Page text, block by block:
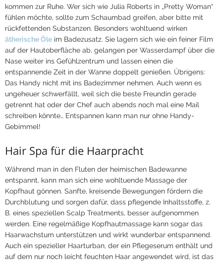
kommen zur Ruhe. Wer sich wie Julia Roberts in „Pretty Woman“
fühlen möchte, sollte zum Schaumbad greifen, aber bitte mit
rückfettenden Substanzen. Besonders wohltuend wirken
ätherische Öle im Badezusatz. Sie lagern sich wie ein feiner Film
auf der Hautoberfläche ab, gelangen per Wasserdampf über die
Nase weiter ins Gefühlzentrum und lassen einen die
entspannende Zeit in der Wanne doppelt genießen. Übrigens:
Das Handy nicht mit ins Badezimmer nehmen. Auch wenn es
ungeheuer schwerfällt, weil sich die beste Freundin gerade
getrennt hat oder der Chef auch abends noch mal eine Mail
schreiben könnte… Entspannen kann man nur ohne Handy-
Gebimmel!
Hair Spa für die Haarpracht
Während man in den Fluten der heimischen Badewanne
entspannt, kann man sich eine wohltuende Massage der
Kopfhaut gönnen. Sanfte, kreisende Bewegungen fördern die
Durchblutung und sorgen dafür, dass pflegende Inhaltsstoffe, z.
B. eines speziellen Scalp Treatments, besser aufgenommen
werden. Eine regelmäßige Kopfhautmassage kann sogar das
Haarwachstum unterstützen und wirkt wunderbar entspannend.
Auch ein spezieller Haarturban, der ein Pflegeserum enthält und
auf dem nur noch leicht feuchten Haar angewendet wird, ist das